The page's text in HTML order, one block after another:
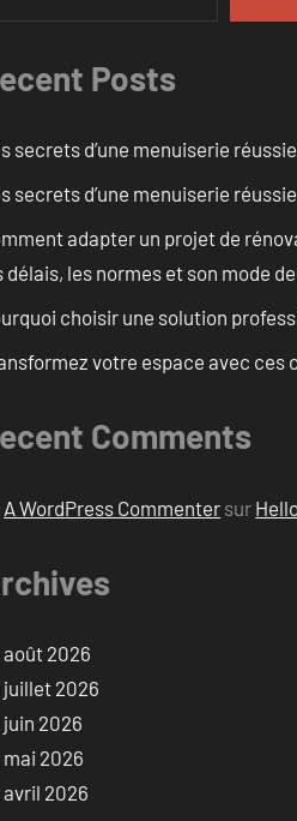
Posts
secrets d’une menuiserie
secrets d’une menuiserie
adapter un projet de
délais, les normes et son mode
choisir une solution
votre espace avec ces
Comments
A WordPress Commenter sur
août 2026
juillet 2026
juin 2026
mai 2026
avril 2026